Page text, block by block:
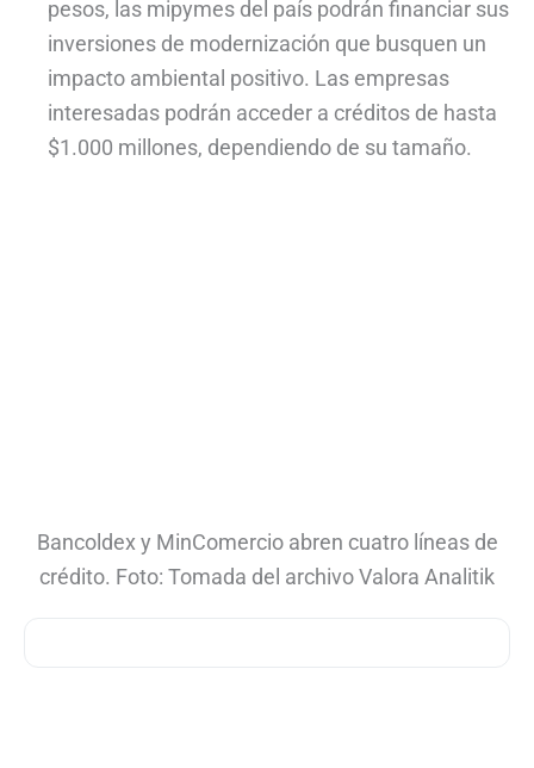
pesos, las mipymes del país podrán financiar sus
inversiones de modernización que busquen un
impacto ambiental positivo. Las empresas
interesadas podrán acceder a créditos de hasta
$1.000 millones, dependiendo de su tamaño.
Bancoldex y MinComercio abren cuatro líneas de
crédito. Foto: Tomada del archivo Valora Analitik